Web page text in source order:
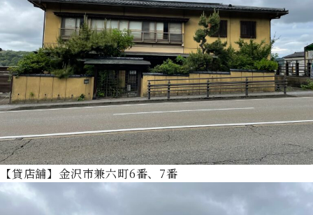
【貸店舗】金沢市兼六町6番、7番